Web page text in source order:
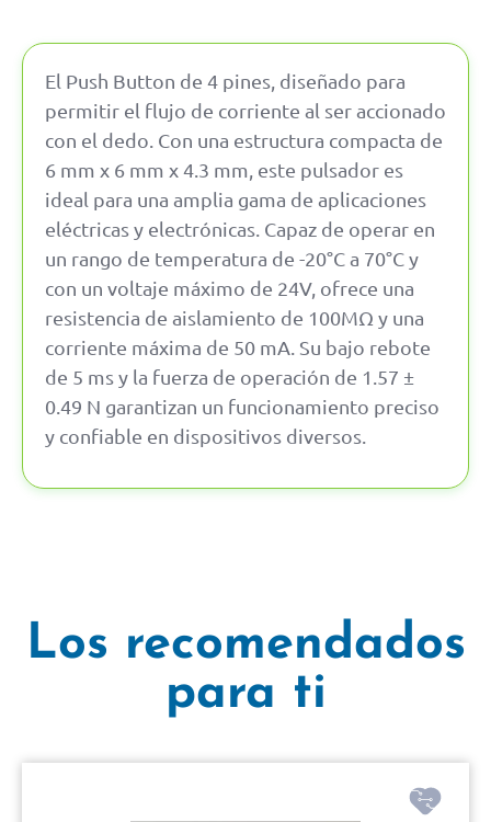
El Push Button de 4 pines, diseñado para
permitir el flujo de corriente al ser accionado
con el dedo. Con una estructura compacta de
6 mm x 6 mm x 4.3 mm, este pulsador es
ideal para una amplia gama de aplicaciones
eléctricas y electrónicas. Capaz de operar en
un rango de temperatura de -20°C a 70°C y
con un voltaje máximo de 24V, ofrece una
resistencia de aislamiento de 100MΩ y una
corriente máxima de 50 mA. Su bajo rebote
de 5 ms y la fuerza de operación de 1.57 ±
0.49 N garantizan un funcionamiento preciso
y confiable en dispositivos diversos.
Los recomendados
para ti